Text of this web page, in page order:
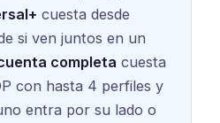
cuesta desde
si ven juntos en un
completa cuesta
con hasta 4 perfiles y
entra por su lado o